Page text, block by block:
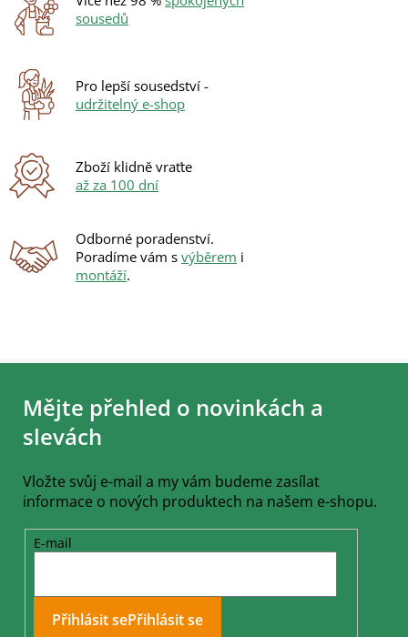
sousedů
Pro lepší sousedství -
udržitelný e-shop
Zboží klidně vraťte
až za 100 dní
Odborné poradenství.
Poradíme vám s výběrem i
montáží.
Z
Mějte přehled o novinkách a
slevách
Vložte svůj e-mail a my vám budeme zasílat
informace o nových produktech na našem e-shopu.
E-mail
Přihlásit se